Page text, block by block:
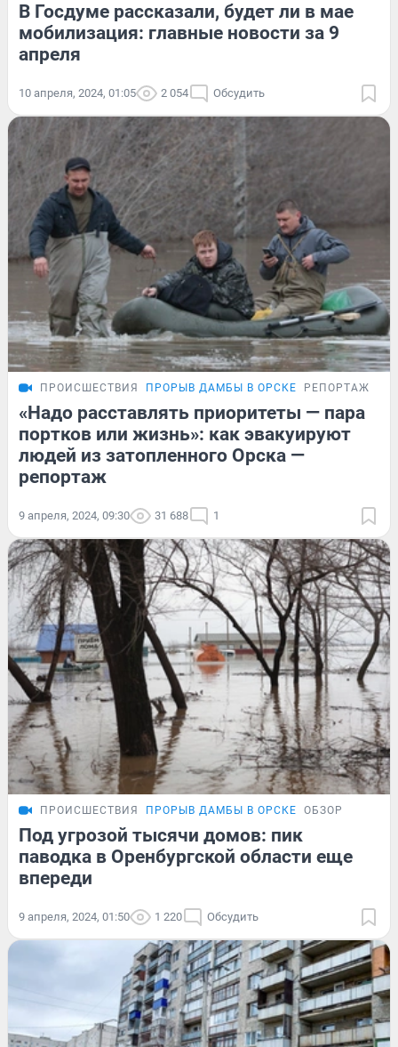
В Госдуме рассказали, будет ли в мае
мобилизация: главные новости за 9
апреля
10 апреля, 2024, 01:05 2 054 Обсудить
ПРОИСШЕСТВИЯ ПРОРЫВ ДАМБЫ В ОРСКЕ РЕПОРТАЖ
«Надо расставлять приоритеты — пара
портков или жизнь»: как эвакуируют
людей из затопленного Орска —
репортаж
9 апреля, 2024, 09:30 31 688 1
ПРОИСШЕСТВИЯ ПРОРЫВ ДАМБЫ В ОРСКЕ ОБЗОР
Под угрозой тысячи домов: пик
паводка в Оренбургской области еще
впереди
9 апреля, 2024, 01:50 1 220 Обсудить